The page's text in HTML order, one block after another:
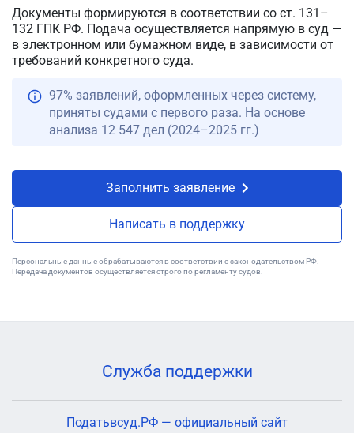
Документы формируются в соответствии со ст. 131–
132 ГПК РФ. Подача осуществляется напрямую в суд —
в электронном или бумажном виде, в зависимости от
требований конкретного суда.
97% заявлений, оформленных через систему,
приняты судами с первого раза. На основе
анализа 12 547 дел (2024–2025 гг.)
Заполнить заявление
Написать в поддержку
Персональные данные обрабатываются в соответствии с законодательством РФ.
Передача документов осуществляется строго по регламенту судов.
Служба поддержки
Податьвсуд.РФ — официальный сайт